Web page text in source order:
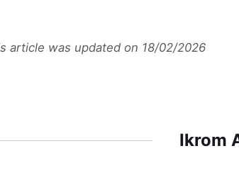
article was updated on 18/02/2026
Ikrom